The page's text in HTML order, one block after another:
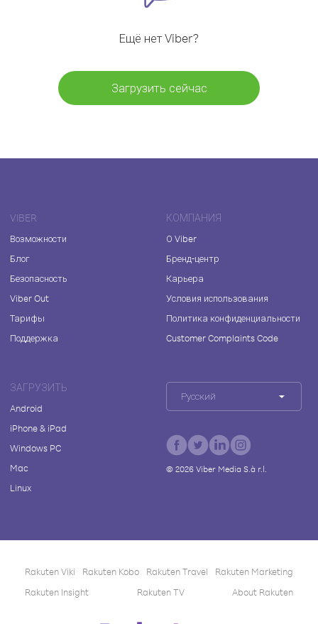
Ещё нет Viber?
Загрузить сейчас
VIBER
Возможности
Блог
Безопасность
Viber Out
Тарифы
Поддержка
КОМПАНИЯ
О Viber
Бренд-центр
Карьера
Условия использования
Политика конфиденциальности
Customer Complaints Code
ЗАГРУЗИТЬ
Android
iPhone & iPad
Windows PC
Mac
Linux
Русский
© 2026Viber Media S.à r.l.
Rakuten Viki Rakuten Kobo Rakuten Travel
Rakuten Marketing
Rakuten Insight
Rakuten TV About Rakuten